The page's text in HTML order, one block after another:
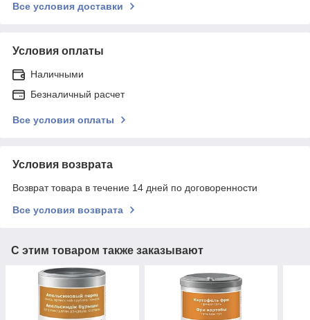
Все условия доставки
Условия оплаты
Наличными
Безналичный расчет
Все условия оплаты
Условия возврата
Возврат товара в течение 14 дней по договоренности
Все условия возврата
С этим товаром также заказывают